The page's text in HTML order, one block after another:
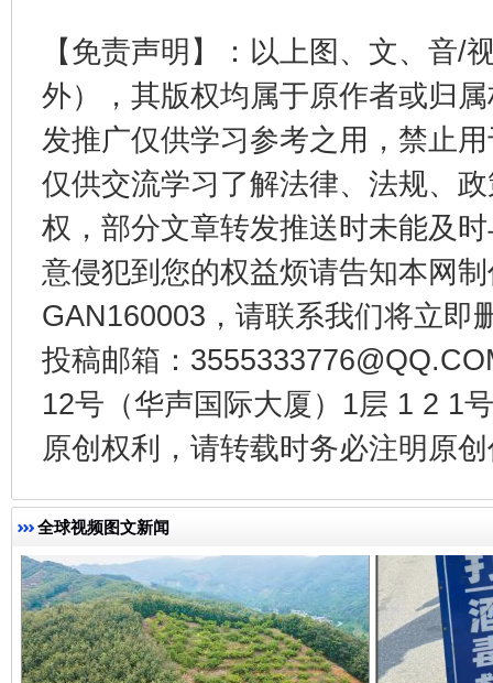
【免责声明】：以上图、文、音/
外），其版权均属于原作者或归
发推广仅供学习参考之用，禁止
仅供交流学习了解法律、法规、
权，部分文章转发推送时未能及
意侵犯到您的权益烦请告知本网
GAN160003，请联系我们将立即
投稿邮箱：
12号（华声国际大厦）1层 1 2 1
原创权利，请转载时务必注明原
全球视频图文新闻
法徽映军营 权益有保障
一批国家标准开始实施 从
以产业富民促振兴 酒驾